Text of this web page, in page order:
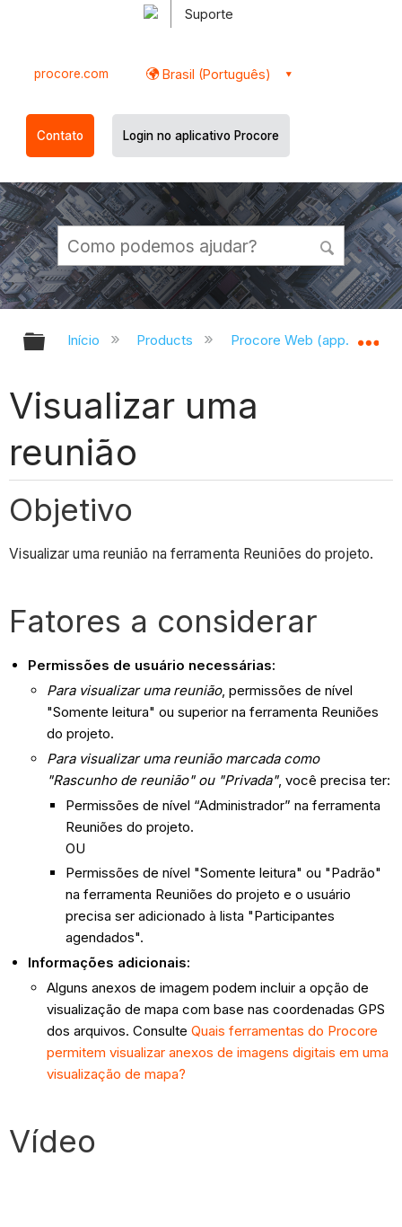
Suporte
procore.com Brasil (Português)
Contato Login no aplicativo Procore
Expandir/recolher hierarquia
Início Products Procore Web
Visualizar uma
reunião
Objetivo
Visualizar uma reunião na ferramenta Reuniões do projeto.
Fatores a considerar
Permissões de usuário necessárias:
Para visualizar uma reunião, permissões de nível
"Somente leitura" ou superior na ferramenta Reuniões
do projeto.
Para visualizar uma reunião marcada como
"Rascunho de reunião" ou "Privada", você precisa ter:
Permissões de nível “Administrador” na ferramenta
Reuniões do projeto.
OU
Permissões de nível "Somente leitura" ou "Padrão"
na ferramenta Reuniões do projeto e o usuário
precisa ser adicionado à lista "Participantes
agendados".
Informações adicionais:
Alguns anexos de imagem podem incluir a opção de
visualização de mapa com base nas coordenadas GPS
dos arquivos. ConsulteQuais ferramentas do Procore
permitem visualizar anexos de imagens digitais em uma
visualização de mapa?
Vídeo